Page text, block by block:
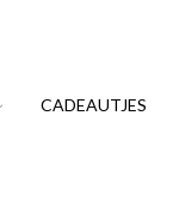
CADEAUTJES